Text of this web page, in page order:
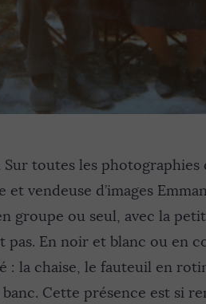
toutes les photographies
vendeuse d’images
groupe ou seul, avec la
En noir et blanc ou en
: la chaise, le fauteuil en
Cette présence est si